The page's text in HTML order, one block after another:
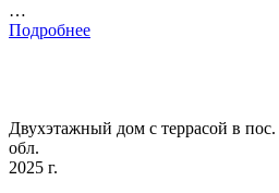
…
Подробнее
Двухэтажный дом с террасой в
обл.
2025 г.